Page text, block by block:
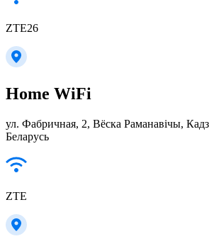
ZTE26
Home WiFi
ул. Фабричная, 2, Вёска Раманавічы,
Беларусь
ZTE